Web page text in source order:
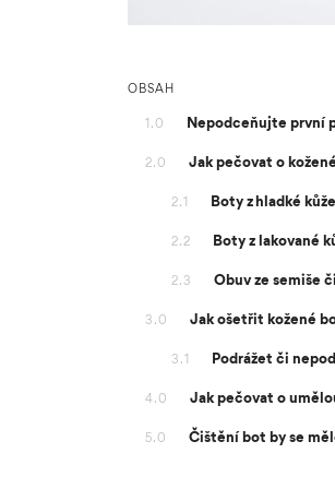
OBSAH
1.0 Nepodceňujte první
2.0 Jak pečovat o
2.1 Boty z hladké kůže
2.2 Boty z lakované
2.3 Obuv ze semiše
3.0 Jak ošetřit kožené
3.1 Podrážet či
4.0 Jak pečovat o
5.0 Čištění bot by se